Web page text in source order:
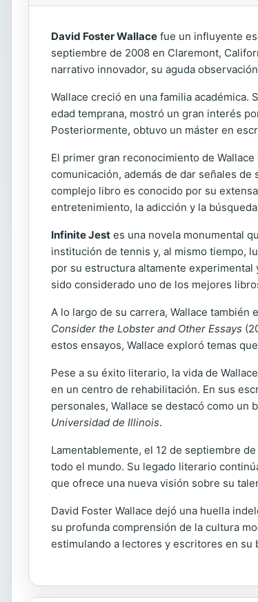
David Foster Wallace fue un influyente
septiembre de 2008 en Claremont,
narrativo innovador, su aguda
Wallace creció en una familia académica.
edad temprana, mostró un gran interés
Posteriormente, obtuvo un máster en
El primer gran reconocimiento de
comunicación, además de dar señales
complejo libro es conocido por su
entretenimiento, la adicción y la
Infinite Jest es una novela monumental
institución de tennis y, al mismo tiempo,
por su estructura altamente
sido considerado uno de los mejores
A lo largo de su carrera, Wallace
Consider the Lobster and Other Essays
estos ensayos, Wallace exploró temas
Pese a su éxito literario, la vida de
en un centro de rehabilitación. En sus
personales, Wallace se destacó como
Universidad de Illinois.
Lamentablemente, el 12 de septiembre
todo el mundo. Su legado literario
que ofrece una nueva visión sobre su
David Foster Wallace dejó una huella
su profunda comprensión de la cultura
estimulando a lectores y escritores en su